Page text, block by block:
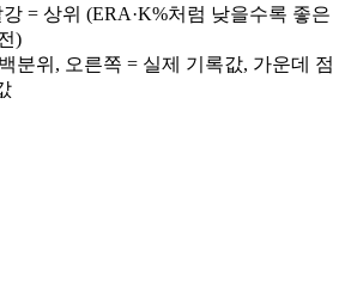
강 = 상위 (ERA·K%처럼 낮을수록 좋은
)
분위, 오른쪽 = 실제 기록값, 가운데 점